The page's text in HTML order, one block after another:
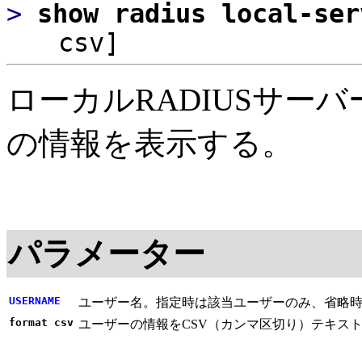
>
show radius local-
csv]
ローカルRADIUSサー
の情報を表示する。
パラメーター
USERNAME ユーザー名。指定時は該当ユーザーのみ、省略
format csv ユーザーの情報をCSV（カンマ区切り）テキス